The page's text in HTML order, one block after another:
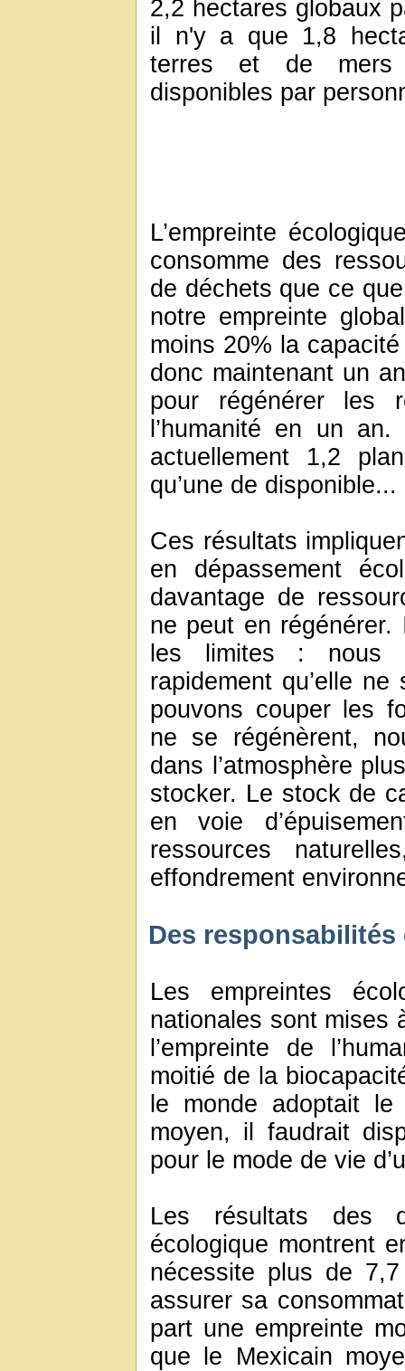
2,2 hectares globaux
il n'y a que 1,8
terres et de mers
disponibles par
L’empreinte
consomme des
de déchets que ce
notre empreinte
moins 20% la
donc maintenant un
pour régénérer les
l’humanité en un
actuellement 1,2
qu’une de disponible...
Ces résultats
en dépassement
davantage de
ne peut en régénérer.
les limites : nous
rapidement qu’elle
pouvons couper les
ne se régénèrent,
dans l’atmosphère
stocker. Le stock de
en voie
ressources
effondrement
Des
Les empreintes
nationales sont mises
l’empreinte de
moitié de la
le monde adoptait
moyen, il faudrait
pour le mode de vie
Les résultats des
écologique montrent
nécessite plus de
assurer sa
part une empreinte
que le Mexicain